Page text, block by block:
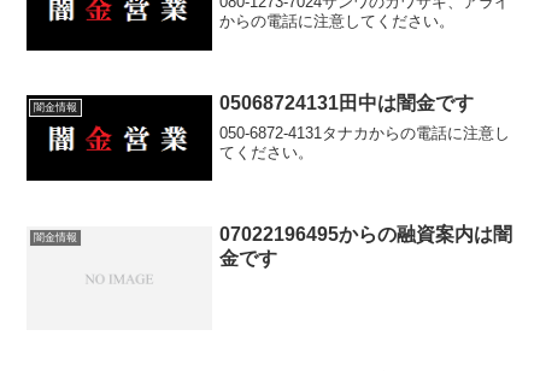
からの電話に注意してください。
闇金情報 05068724131田中は闇金です
050-6872-4131タナカからの電話に注意し
てください。
闇金情報
07022196495からの融資案内は闇
金です